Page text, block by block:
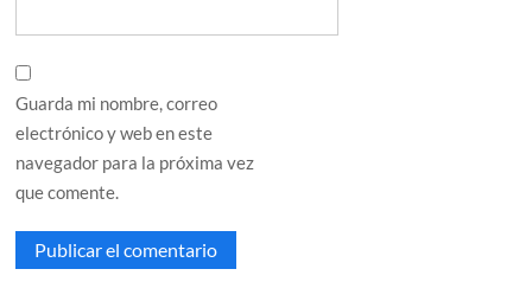
Guarda mi nombre, correo
electrónico y web en este
navegador para la próxima vez
que comente.